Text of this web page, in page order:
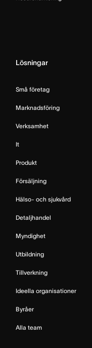
Lösningar
Små företag
Marknadsföring
Verksamhet
It
Produkt
Försäljning
Hälso- och sjukvård
Detaljhandel
Myndighet
Utbildning
Tillverkning
Ideella organisationer
Byråer
Alla team